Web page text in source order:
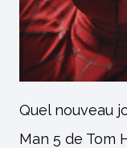
Quel nouveau
Man 5 de Tom